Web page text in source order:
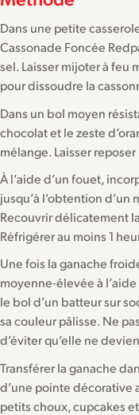
Dans une petite
Cassonade Foncée
sel. Laisser mijoter à feu
pour dissoudre la
Dans un bol moyen
chocolat et le zeste
mélange. Laisser
À l’aide d’un fouet,
jusqu’à l’obtention
Recouvrir délicatement
Réfrigérer au moins 1
Une fois la ganache
moyenne-élevée à
le bol d’un batteur sur
sa couleur pâlisse. Ne
d’éviter qu’elle ne
Transférer la ganache
d’une pointe décorative
petits choux, cupcakes